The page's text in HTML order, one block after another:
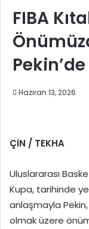
FIBA
Haziran 13, 2026
ÇİN / TEKHA
Uluslararası
Kupa, tarihinde
anlaşmayla
olmak üzere